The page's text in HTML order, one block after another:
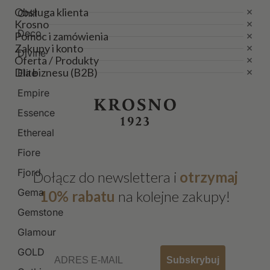
Chill
Deco
Divine
Elite
Empire
Essence
Ethereal
Fiore
Fjord
Gema
Gemstone
Glamour
GOLD
Obsługa klienta
Krosno
Pomoc i zamówienia
Zakupy i konto
Oferta / Produkty
Dla biznesu (B2B)
Dołącz do newslettera i otrzymaj
10% rabatu na kolejne zakupy!
Subskrybuj